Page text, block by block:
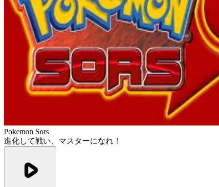
Pokemon Sors
進化して戦い、マスターになれ！